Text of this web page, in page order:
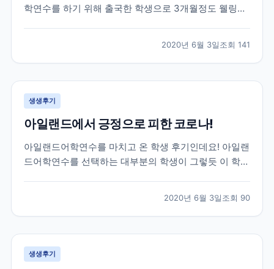
학연수를 하기 위해 출국한 학생으로 3개월정도 웰링턴
크를 위해 대화를 나누면서 받은 카톡이랍니다! 그럼 먼
저 가장 궁금해 하실 학생과의 카톡 후기 먼저 함께 보...
2020년 6월 3일조회 141
생생후기
아일랜드에서 긍정으로 피한 코로나!
아일랜드어학연수를 마치고 온 학생 후기인데요! 아일랜
드어학연수를 선택하는 대부분의 학생이 그렇듯 이 학생
의 워킹홀리데이로 총 33주간의 체류를 목표로 아일랜
드에 작년 11월에 출국한 학생이랍니다! 아쉽게도...
2020년 6월 3일조회 90
생생후기